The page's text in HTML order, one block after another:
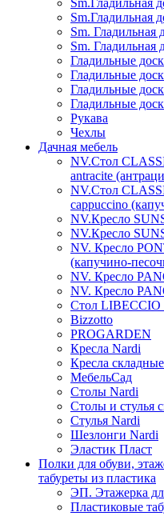
Sm.Гладильная
Sm.Гладильная
Sm. Гладильная
Sm. Гладильная
Гладильные
Гладильные
Гладильные
Гладильные
Рукава
Чехлы
Дачная мебель
NV.Стол
antracite
NV.Стол
cappuccino
NV.Кресло
NV.Кресло
NV. Кресло
(капучино-
NV. Кресло
NV. Кресло
Стол LIBECCIO
Bizzotto
PROGARDEN
Кресла Nardi
Кресла
МебельСад
Столы Nardi
Столы и стулья
Стулья Nardi
Шезлонги Nardi
Эластик Пласт
Полки для обуви,
табуреты из пластика
ЭП. Этажерка
Пластиковые